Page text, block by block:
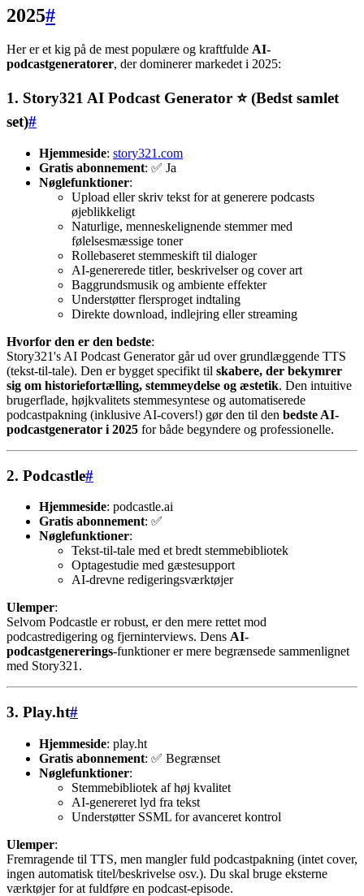
2025#
Her er et kig på de mest populære og kraftfulde AI-
podcastgeneratorer, der dominerer markedet i 2025:
1. Story321 AI Podcast Generator ⭐️(Bedst samlet
set)#
Hjemmeside: story321.com
Gratis abonnement: ✅ Ja
Nøglefunktioner:
Upload eller skriv tekst for at generere podcasts
øjeblikkeligt
Naturlige, menneskelignende stemmer med
følelsesmæssige toner
Rollebaseret stemmeskift til dialoger
AI-genererede titler, beskrivelser og cover art
Baggrundsmusik og ambiente effekter
Understøtter flersproget indtaling
Direkte download, indlejring eller streaming
Hvorfor den er den bedste:
Story321's AI Podcast Generator går ud over grundlæggende TTS
(tekst-til-tale). Den er bygget specifikt til skabere, der bekymrer
sig om historiefortælling, stemmeydelse og æstetik. Den intuitive
brugerflade, højkvalitets stemmesyntese og automatiserede
podcastpakning (inklusive AI-covers!) gør den til den bedste AI-
podcastgenerator i 2025 for både begyndere og professionelle.
2. Podcastle#
Hjemmeside: podcastle.ai
Gratis abonnement: ✅
Nøglefunktioner:
Tekst-til-tale med et bredt stemmebibliotek
Optagestudie med gæstesupport
AI-drevne redigeringsværktøjer
Ulemper:
Selvom Podcastle er robust, er den mere rettet mod
podcastredigering og fjerninterviews. Dens AI-
podcastgenererings-funktioner er mere begrænsede sammenlignet
med Story321.
3. Play.ht#
Hjemmeside: play.ht
Gratis abonnement: ✅ Begrænset
Nøglefunktioner:
Stemmebibliotek af høj kvalitet
AI-genereret lyd fra tekst
Understøtter SSML for avanceret kontrol
Ulemper:
Fremragende til TTS, men mangler fuld podcastpakning (intet cover,
ingen automatisk titel/beskrivelse osv.). Du skal bruge eksterne
værktøjer for at fuldføre en podcast-episode.